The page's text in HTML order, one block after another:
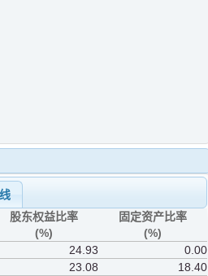
股东权益比率
(%)
固定资产比率
(%)
24.93
0.00
23.08
18.40